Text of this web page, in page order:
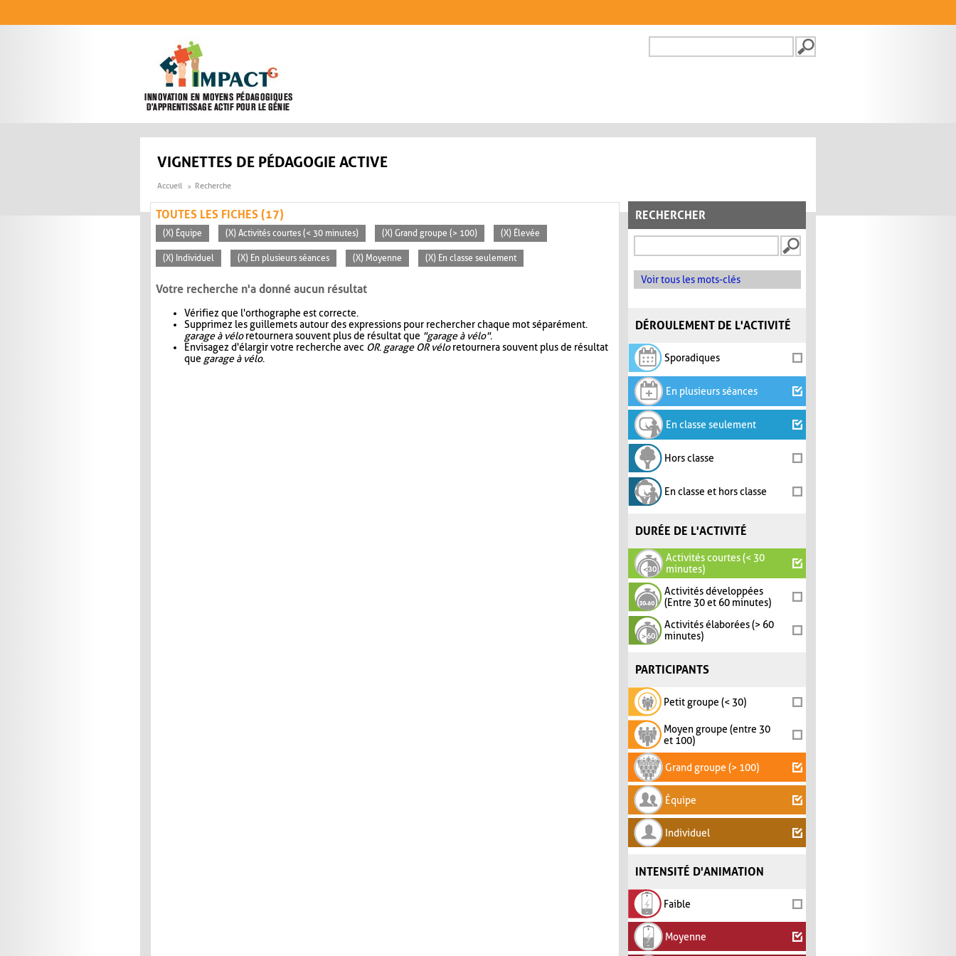
FORMULAIRE DE
VIGNETTES DE PÉDAGOGIE ACTIVE
Accueil Recherche
RECHERCHER
Voir tous les mots-clés
DÉROULEMENT DE L'ACTIVITÉ
Sporadiques
En plusieurs séances
En classe seulement
Hors classe
En classe et hors classe
DURÉE DE L'ACTIVITÉ
Activités courtes (< 30
minutes)
Activités développées
(Entre 30 et 60 minutes)
Activités élaborées (> 60
minutes)
PARTICIPANTS
Petit groupe (< 30)
Moyen groupe (entre 30
et 100)
Grand groupe (> 100)
Équipe
Individuel
INTENSITÉ D'ANIMATION
Faible
Moyenne
TOUTES LES FICHES (17)
(X) Équipe (X) Activités courtes (< 30 minutes) (X) Grand groupe (> 100) (X) Élevée
(X) Individuel (X) En plusieurs séances (X) Moyenne (X) En classe seulement
Votre recherche n'a donné aucun résultat
Vérifiez que l'orthographe est correcte.
Supprimez les guillemets autour des expressions pour rechercher chaque mot séparément.
garage à véloretournera souvent plus de résultat que "garage à vélo".
Envisagez d'élargir votre recherche avec OR. garage OR véloretournera souvent plus de résultat
que garage à vélo.